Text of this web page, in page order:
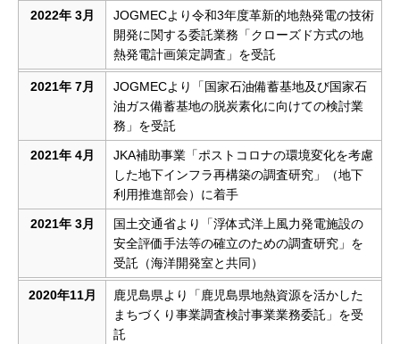
2022年 3月
JOGMECより令和3年度革新的地熱発電の技術
開発に関する委託業務「クローズド方式の地
熱発電計画策定調査」を受託
2021年 7月
JOGMECより「国家石油備蓄基地及び国家石
油ガス備蓄基地の脱炭素化に向けての検討業
務」を受託
2021年 4月
JKA補助事業「ポストコロナの環境変化を考慮
した地下インフラ再構築の調査研究」（地下
利用推進部会）に着手
2021年 3月
国土交通省より「浮体式洋上風力発電施設の
安全評価手法等の確立のための調査研究」を
受託（海洋開発室と共同）
2020年11月
鹿児島県より「鹿児島県地熱資源を活かした
まちづくり事業調査検討事業業務委託」を受
託